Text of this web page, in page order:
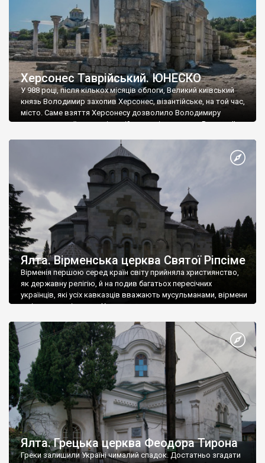
Херсонес Таврійський. ЮНЕСКО
У 988 році, після кількох місяців облоги, Великий київський
князь Володимир захопив Херсонес, візантійське, на той час,
місто. Саме взяття Херсонесу дозволило Володимиру
диктувати свої умови візантійському імператору Василю ІІ, та
Херсонесі Володимир-язичник, став Василем-християнином.
А потім було Хрещення Русі. На честь Херсонесу Таврійського
Ялта. Вірменська церква Святої Ріпсіме
Вірменія першою серед країн світу прийняла християнство,
як державну релігію, й на подив багатьох пересічних
українців, які усіх кавказців вважають мусульманами, вірмени
є відданими вірянами Христа
Ялта. Грецька церква Феодора Тирона
Греки залишили Україні чималий спадок. Достатньо згадати